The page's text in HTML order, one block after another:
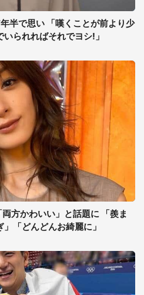
半で思い 「嘆くことが前より少
られればそれでヨシ!」
方かわいい」と話題に 「羨ま
「どんどんお綺麗に」